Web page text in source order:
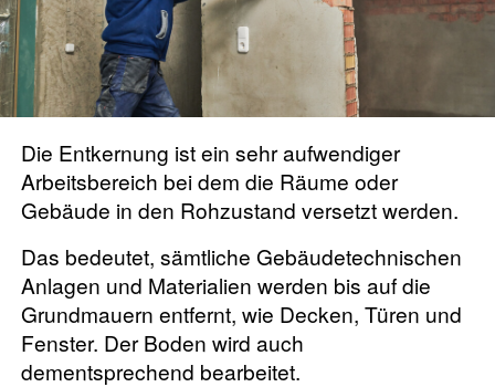
Die Entkernung ist ein sehr aufwendiger
Arbeitsbereich bei dem die Räume oder
Gebäude in den Rohzustand versetzt werden.
Das bedeutet, sämtliche Gebäudetechnischen
Anlagen und Materialien werden bis auf die
Grundmauern entfernt, wie Decken, Türen und
Fenster. Der Boden wird auch
dementsprechend bearbeitet.